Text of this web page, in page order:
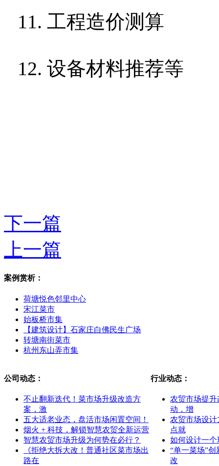
11.工程造价测算
12.设备材料推荐等
下一篇
上一篇
案例赏析：
荷塘悦色邻里中心
宋江菜市
始板桥市集
【建筑设计】石家庄白佛民生广场
转塘南街菜市
杭州东山弄市集
公司动态：
不止翻新迭代！菜市场升级改造方
案，激
五大适老业态，盘活市场闲置空间！
烟火 + 科技，解锁智慧农贸全新运营
智慧农贸市场升级为何势在必行？
《拒绝大拆大改！普通社区菜市场出
路在
行业动态：
农贸市场提
动，增
农贸市场设
点就
如何设计一
“单一菜场”
改